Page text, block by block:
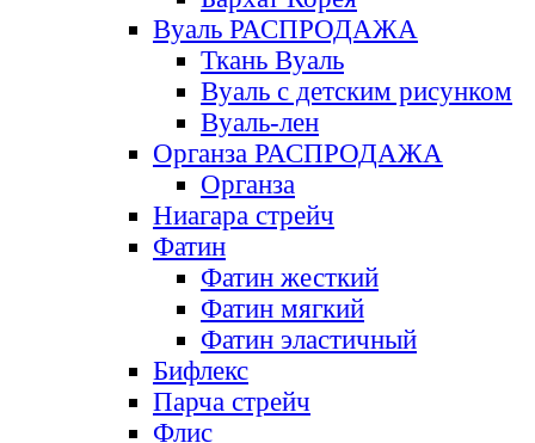
Вуаль РАСПРОДАЖА
Ткань Вуаль
Вуаль с детским рисунком
Вуаль-лен
Органза РАСПРОДАЖА
Органза
Ниагара стрейч
Фатин
Фатин жесткий
Фатин мягкий
Фатин элаcтичный
Бифлекс
Парча стрейч
Флис